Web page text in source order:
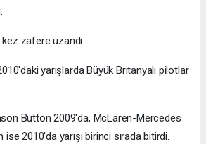
kez zafere uzandı
yarışlarda Büyük Britanyalı pilotlar
Button 2009'da, McLaren-Mercedes
2010'da yarışı birinci sırada bitirdi.